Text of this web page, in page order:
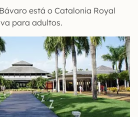
está o Catalonia Royal
para adultos.